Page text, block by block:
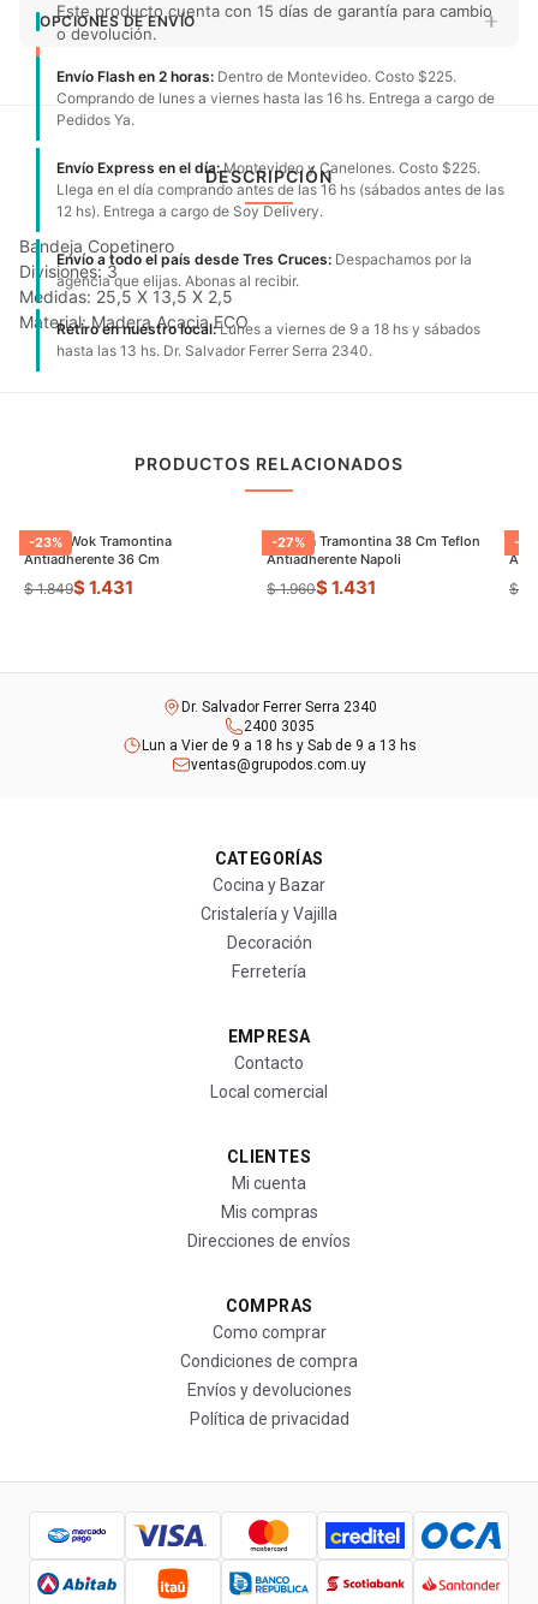
Este producto cuenta con 15 días de garantía para cambio
o devolución.
OPCIONES DE ENVÍO
Envío Flash en 2 horas: Dentro de Montevideo. Costo $225.
Comprando de lunes a viernes hasta las 16 hs. Entrega a cargo de
Pedidos Ya.
Envío Express en el día:Montevideo y Canelones. Costo $225.
Llega en el día comprando antes de las 16 hs (sábados antes de las
12 hs). Entrega a cargo de Soy Delivery.
Envío a todo el país desde Tres Cruces: Despachamos por la
agencia que elijas. Abonas al recibir.
Retiro en nuestro local:Lunes a viernes de 9 a 18 hs y sábados
hasta las 13 hs. Dr. Salvador Ferrer Serra 2340.
DESCRIPCIÓN
Bandeja Copetinero
Divisiones: 3
Medidas: 25,5 X 13,5 X 2,5
Material: Madera Acacia ECO
PRODUCTOS RELACIONADOS
-23%
Sarten Wok Tramontina
Antiadherente 36 Cm
$ 1.849$ 1.431
-27%
Paellera Tramontina 38 Cm Teflon
Antiadherente Napoli
$ 1.960$ 1.431
-
$
Dr. Salvador Ferrer Serra 2340
2400 3035
Lun a Vier de 9 a 18 hs y Sab de 9 a 13 hs
ventas@grupodos.com.uy
CATEGORÍAS
Cocina y Bazar
Cristalería y Vajilla
Decoración
Ferretería
EMPRESA
Contacto
Local comercial
CLIENTES
Mi cuenta
Mis compras
Direcciones de envíos
COMPRAS
Como comprar
Condiciones de compra
Envíos y devoluciones
Política de privacidad